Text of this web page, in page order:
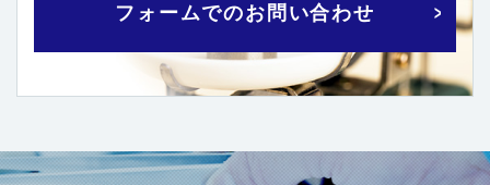
フォームでのお問い合わせ